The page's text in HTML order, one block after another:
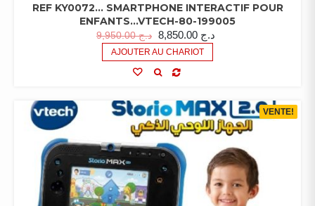
REF KY0072… SMARTPHONE INTERACTIF POUR
ENFANTS…VTECH-80-199005
د.ج9,950.00 د.ج
AJOUTER AU CHARIOT
VENTE!